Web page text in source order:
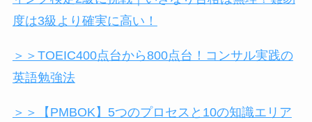
度は3級より確実に高い！
＞＞TOEIC400点台から800点台！コンサル実践の
英語勉強法
＞＞【PMBOK】5つのプロセスと10の知識エリア